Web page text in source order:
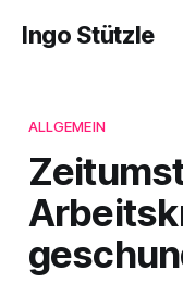
Ingo Stützle
ALLGEMEIN